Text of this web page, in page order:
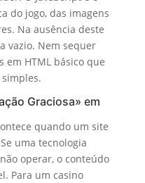
do jogo, das imagens
Na ausência deste
vazio. Nem sequer
HTML básico que
Graciosa» em
quando um site
uma tecnologia
operar, o conteúdo
Para um casino